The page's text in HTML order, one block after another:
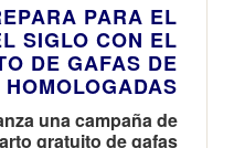
PARA EL
SIGLO CON EL
DE GAFAS DE
una campaña de
gratuito de gafas